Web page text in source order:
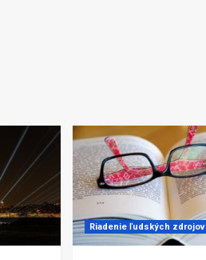
Riadenie ľudských zdrojov